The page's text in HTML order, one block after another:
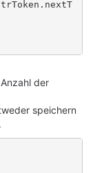
der
speichern